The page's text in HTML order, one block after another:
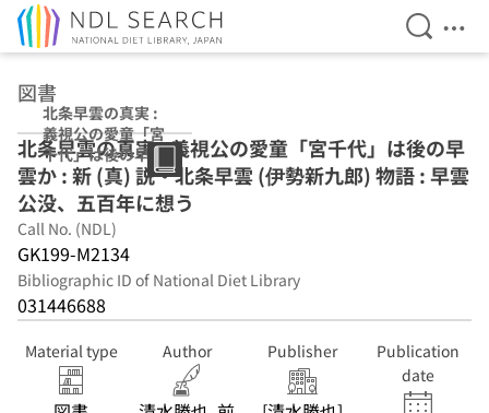
Open
図書
北条早雲の真実 :
義視公の愛童「宮
千代」は後の早雲
か : 新 (真) 説・北
条早雲 (伊勢新九
郎) 物語 : 早雲公
没、五百年に想う
北条早雲の真実 : 義視公の愛童「宮千代」は後の早
雲か : 新 (真) 説・北条早雲 (伊勢新九郎) 物語 : 早雲
公没、五百年に想う
Call No. (NDL)
GK199-M2134
Bibliographic ID of National Diet Library
031446688
Material type Author Publisher
Publication
date